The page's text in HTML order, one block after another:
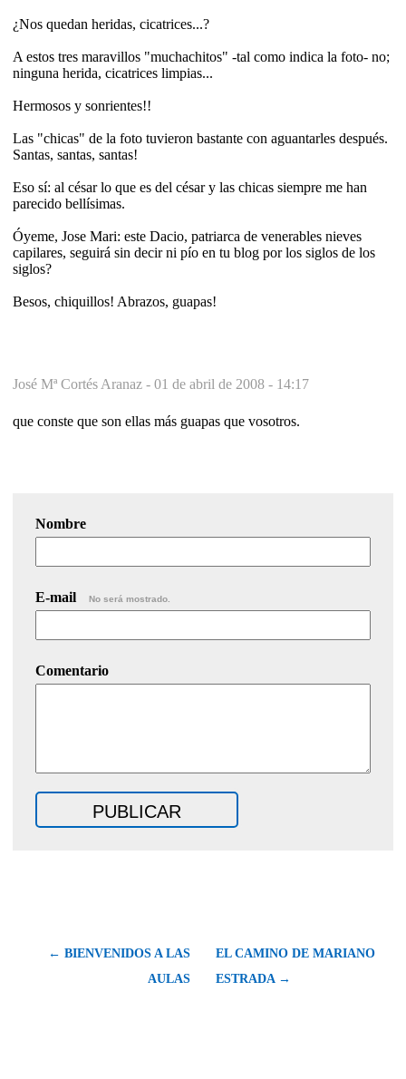
¿Nos quedan heridas, cicatrices...?
A estos tres maravillos "muchachitos" -tal como indica la foto- no;
ninguna herida, cicatrices limpias...
Hermosos y sonrientes!!
Las "chicas" de la foto tuvieron bastante con aguantarles después.
Santas, santas, santas!
Eso sí: al césar lo que es del césar y las chicas siempre me han
parecido bellísimas.
Óyeme, Jose Mari: este Dacio, patriarca de venerables nieves
capilares, seguirá sin decir ni pío en tu blog por los siglos de los
siglos?
Besos, chiquillos! Abrazos, guapas!
José Mª Cortés Aranaz - 01 de abril de 2008 - 14:17
que conste que son ellas más guapas que vosotros.
Nombre
E-mail No será mostrado.
Comentario
← BIENVENIDOS A LAS
AULAS
EL CAMINO DE MARIANO
ESTRADA →